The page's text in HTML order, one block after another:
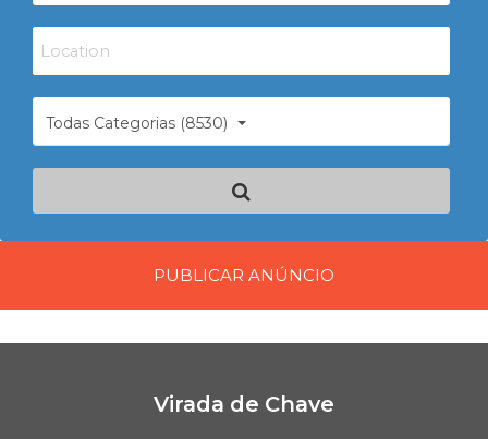
Todas Categorias (8530)
PUBLICAR ANÚNCIO
Virada de Chave